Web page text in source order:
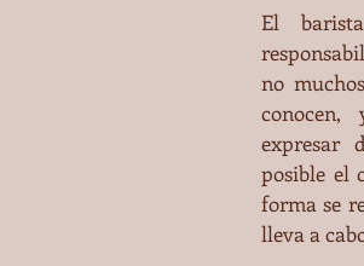
El
no
expresar
posible el
forma se
lleva a